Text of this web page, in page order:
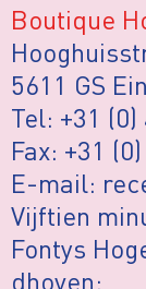
Boutique
5611 GS
Tel: +31
Fax: +31
E-mail:
Vijftien
Fontys
dhoven: